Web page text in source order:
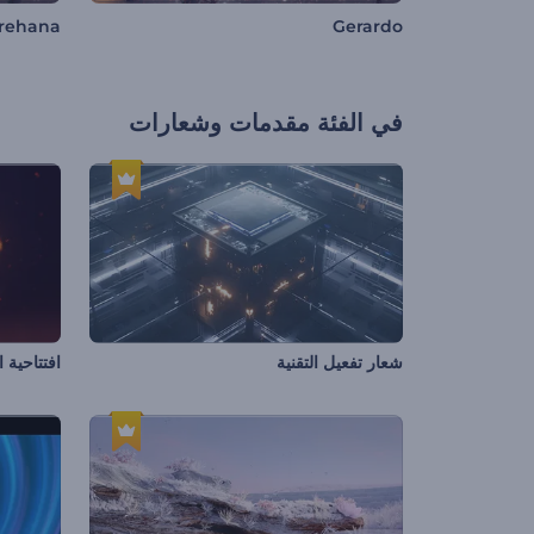
Gerardo
في الفئة مقدمات وشعارات
شعار تفعيل التقنية افتتاحية